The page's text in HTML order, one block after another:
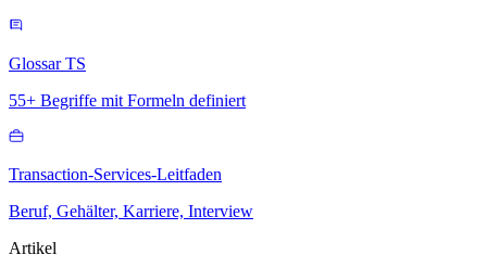
Glossar TS
55+ Begriffe mit Formeln definiert
Transaction-Services-Leitfaden
Beruf, Gehälter, Karriere, Interview
Artikel